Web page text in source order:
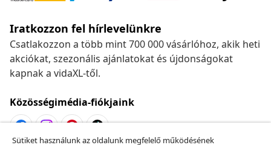
Iratkozzon fel hírlevelünkre
Csatlakozzon a több mint 700 000 vásárlóhoz, akik heti
akciókat, szezonális ajánlatokat és újdonságokat
kapnak a vidaXL-től.
Közösségimédia-fiókjaink
Sütiket használunk az oldalunk megfelelő működésének